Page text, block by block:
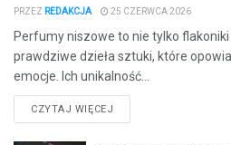
PRZEZ REDAKCJA 25 CZERWCA 2026
Perfumy niszowe to nie tylko
prawdziwe dzieła sztuki, które
emocje. Ich unikalność...
CZYTAJ WIĘCEJ